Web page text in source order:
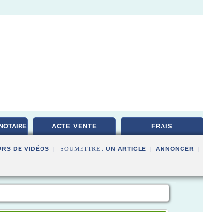
ACTE VENTE FRAIS
DE VIDÉOS | SOUMETTRE : UN ARTICLE ANNONCER